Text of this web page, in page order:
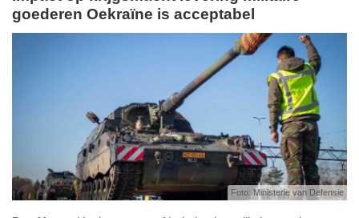
goederen Oekraïne is acceptabel
Foto: Ministerie van Defensie